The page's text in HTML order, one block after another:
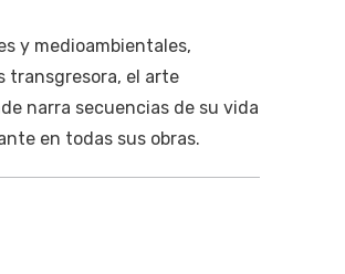
y medioambientales,
transgresora, el arte
narra secuencias de su vida
en todas sus obras.